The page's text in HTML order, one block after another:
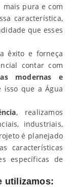
mais pura e com
característica,
que esses
êxito e forneça
contar com
modernas e
isso que a Água
, realizamos
industriais,
é planejado
características
específicas de
utilizamos: